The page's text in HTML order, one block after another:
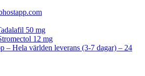
50 mg
12 mg
– Hela världen leverans (3-7 dagar) – 24